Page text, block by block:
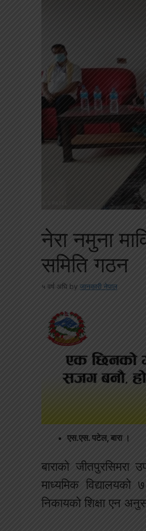
नेरा नमुना
समिति गठन
५ वर्ष अघि by जानकारी नेपाल
एस.एस. पटेल, बारा ।
बाराको जीतपुरसिमरा
माध्यमिक
निकायको शिक्षा एन